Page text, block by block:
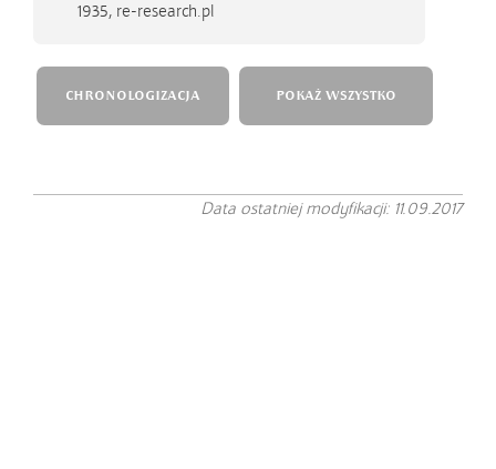
1935, re-research.pl
CHRONOLOGIZACJA POKAŻ WSZYSTKO
Data ostatniej modyfikacji: 11.09.2017